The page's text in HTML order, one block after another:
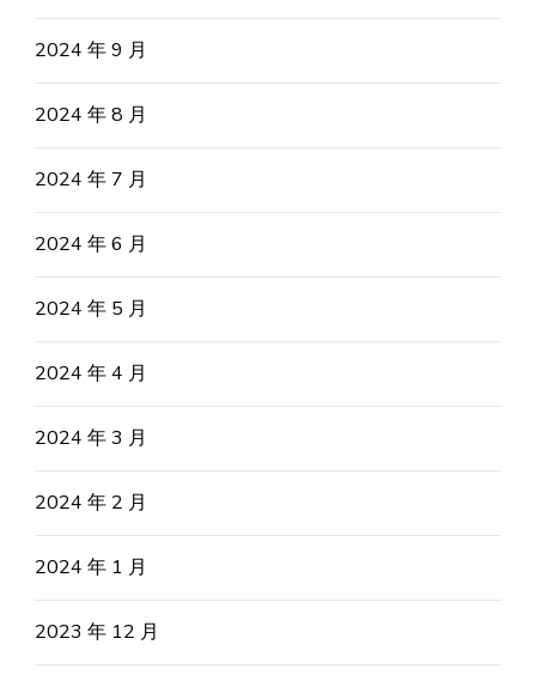
2024 年 9 月
2024 年 8 月
2024 年 7 月
2024 年 6 月
2024 年 5 月
2024 年 4 月
2024 年 3 月
2024 年 2 月
2024 年 1 月
2023 年 12 月